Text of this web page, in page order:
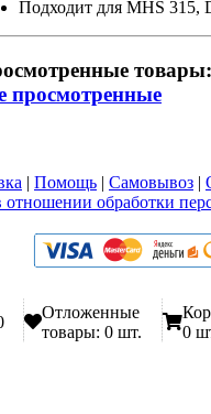
Подходит для MHS 315,
просмотренные
| Помощь | Самовывоз |
отношении обработки
Отложенные
товары: 0 шт.
0